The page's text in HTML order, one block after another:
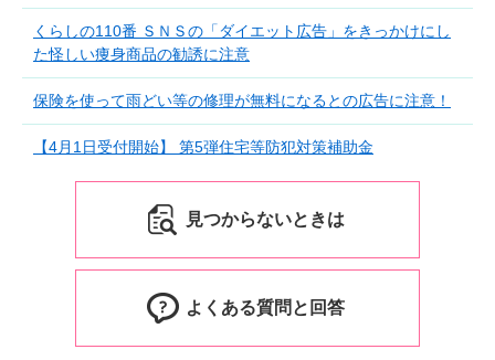
くらしの110番 ＳＮＳの「ダイエット広告」をきっかけにし
た怪しい痩身商品の勧誘に注意
保険を使って雨どい等の修理が無料になるとの広告に注意！
【4月1日受付開始】 第5弾住宅等防犯対策補助金
見つからないときは
よくある質問と回答